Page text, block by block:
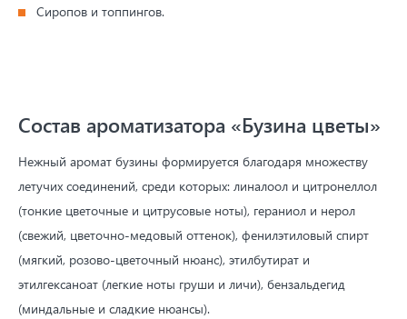
Сиропов и топпингов.
Состав ароматизатора «Бузина цветы»
Нежный аромат бузины формируется благодаря множеству
летучих соединений, среди которых: линалоол и цитронеллол
(тонкие цветочные и цитрусовые ноты), гераниол и нерол
(свежий, цветочно-медовый оттенок), фенилэтиловый спирт
(мягкий, розово-цветочный нюанс), этилбутират и
этилгексаноат (легкие ноты груши и личи), бензальдегид
(миндальные и сладкие нюансы).